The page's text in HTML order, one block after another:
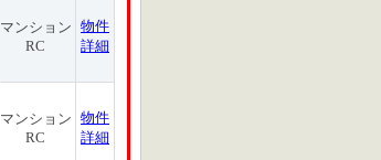
マンション
RC
物件
詳細
マンション
RC
物件
詳細